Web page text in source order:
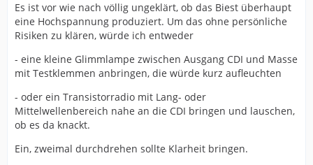
Es ist vor wie nach völlig ungeklärt, ob das Biest überhaupt
eine Hochspannung produziert. Um das ohne persönliche
Risiken zu klären, würde ich entweder
- eine kleine Glimmlampe zwischen Ausgang CDI und Masse
mit Testklemmen anbringen, die würde kurz aufleuchten
- oder ein Transistorradio mit Lang- oder
Mittelwellenbereich nahe an die CDI bringen und lauschen,
ob es da knackt.
Ein, zweimal durchdrehen sollte Klarheit bringen.